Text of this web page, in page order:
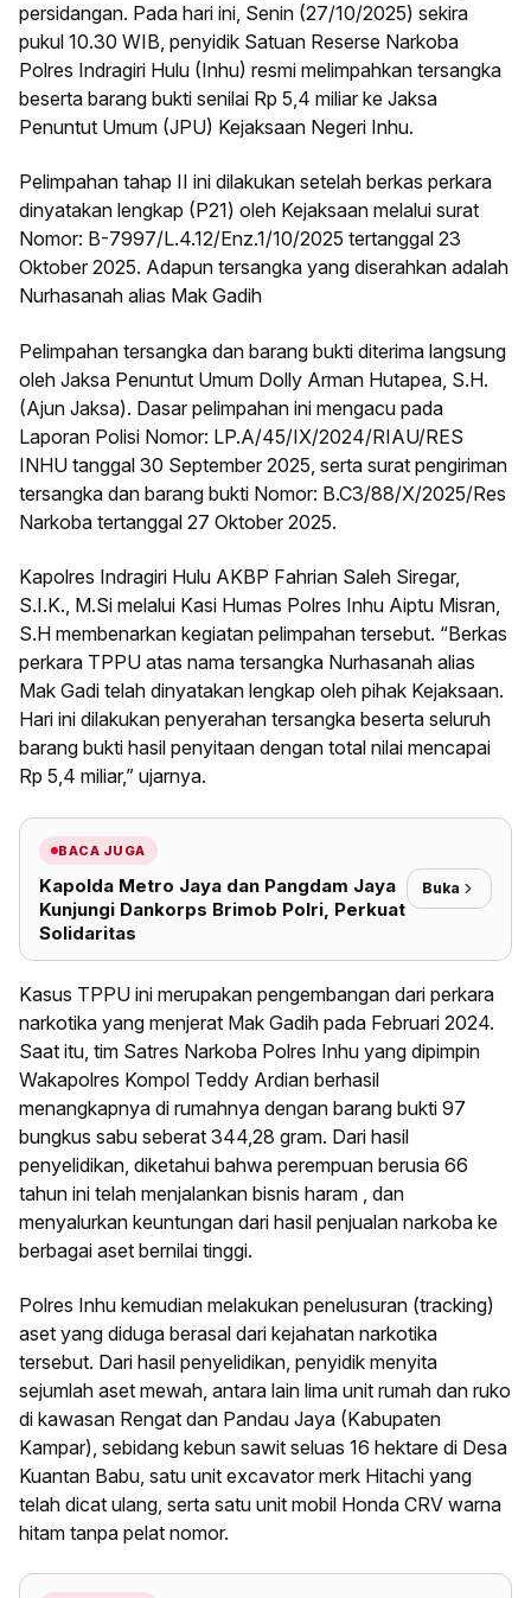
persidangan. Pada hari ini, Senin (27/10/2025) sekira
pukul 10.30 WIB, penyidik Satuan Reserse Narkoba
Polres Indragiri Hulu (Inhu) resmi melimpahkan tersangka
beserta barang bukti senilai Rp 5,4 miliar ke Jaksa
Penuntut Umum (JPU) Kejaksaan Negeri Inhu.
Pelimpahan tahap II ini dilakukan setelah berkas perkara
dinyatakan lengkap (P21) oleh Kejaksaan melalui surat
Nomor: B-7997/L.4.12/Enz.1/10/2025 tertanggal 23
Oktober 2025. Adapun tersangka yang diserahkan adalah
Nurhasanah alias Mak Gadih
Pelimpahan tersangka dan barang bukti diterima langsung
oleh Jaksa Penuntut Umum Dolly Arman Hutapea, S.H.
(Ajun Jaksa). Dasar pelimpahan ini mengacu pada
Laporan Polisi Nomor: LP.A/45/IX/2024/RIAU/RES
INHU tanggal 30 September 2025, serta surat pengiriman
tersangka dan barang bukti Nomor: B.C3/88/X/2025/Res
Narkoba tertanggal 27 Oktober 2025.
Kapolres Indragiri Hulu AKBP Fahrian Saleh Siregar,
S.I.K., M.Si melalui Kasi Humas Polres Inhu Aiptu Misran,
S.H membenarkan kegiatan pelimpahan tersebut. “Berkas
perkara TPPU atas nama tersangka Nurhasanah alias
Mak Gadi telah dinyatakan lengkap oleh pihak Kejaksaan.
Hari ini dilakukan penyerahan tersangka beserta seluruh
barang bukti hasil penyitaan dengan total nilai mencapai
Rp 5,4 miliar,” ujarnya.
BACA JUGA
Kapolda Metro Jaya dan Pangdam Jaya
Kunjungi Dankorps Brimob Polri, Perkuat
Solidaritas
Buka
Kasus TPPU ini merupakan pengembangan dari perkara
narkotika yang menjerat Mak Gadih pada Februari 2024.
Saat itu, tim Satres Narkoba Polres Inhu yang dipimpin
Wakapolres Kompol Teddy Ardian berhasil
menangkapnya di rumahnya dengan barang bukti 97
bungkus sabu seberat 344,28 gram. Dari hasil
penyelidikan, diketahui bahwa perempuan berusia 66
tahun ini telah menjalankan bisnis haram , dan
menyalurkan keuntungan dari hasil penjualan narkoba ke
berbagai aset bernilai tinggi.
Polres Inhu kemudian melakukan penelusuran (tracking)
aset yang diduga berasal dari kejahatan narkotika
tersebut. Dari hasil penyelidikan, penyidik menyita
sejumlah aset mewah, antara lain lima unit rumah dan ruko
di kawasan Rengat dan Pandau Jaya (Kabupaten
Kampar), sebidang kebun sawit seluas 16 hektare di Desa
Kuantan Babu, satu unit excavator merk Hitachi yang
telah dicat ulang, serta satu unit mobil Honda CRV warna
hitam tanpa pelat nomor.